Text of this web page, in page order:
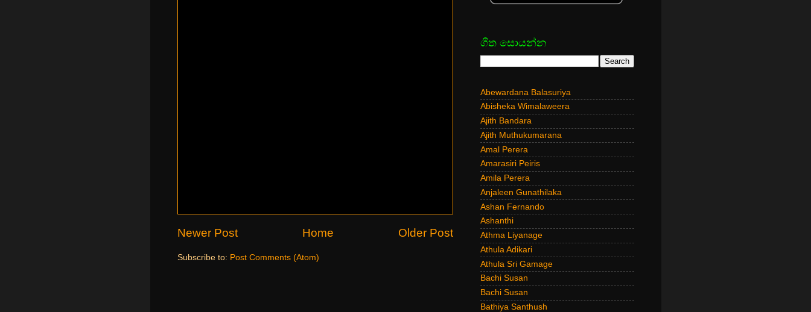
Newer Post Older Post
Home
Subscribe to: Post Comments (Atom)
ගීත සොයන්න
Abewardana Balasuriya
Abisheka Wimalaweera
Ajith Bandara
Ajith Muthukumarana
Amal Perera
Amarasiri Peiris
Amila Perera
Anjaleen Gunathilaka
Ashan Fernando
Ashanthi
Athma Liyanage
Athula Adikari
Athula Sri Gamage
Bachi Susan
Bachi Susan
Bathiya Santhush